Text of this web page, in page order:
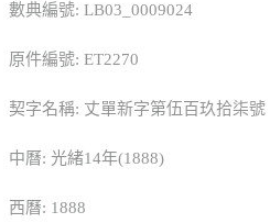
數典編號: LB03_0009024
原件編號: ET2270
契字名稱: 丈單新字第伍百玖拾柒號
中曆: 光緒14年(1888)
西曆: 1888